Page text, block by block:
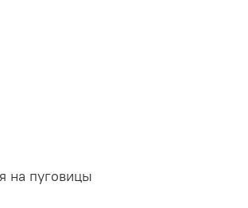
на пуговицы